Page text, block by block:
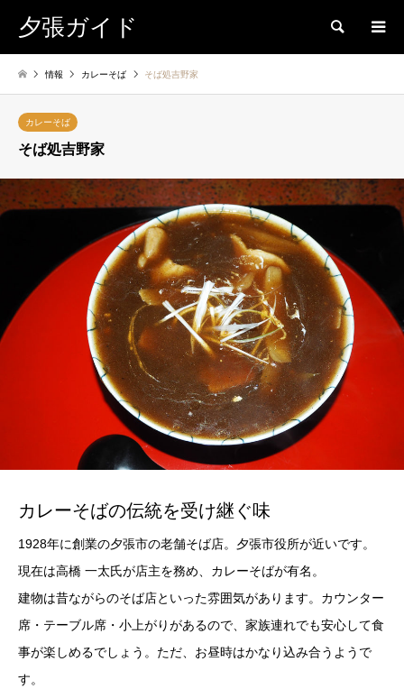
夕張ガイド 検索
情報 カレーそば そば処吉野家
カレーそば
そば処吉野家
カレーそばの伝統を受け継ぐ味
1928年に創業の夕張市の老舗そば店。夕張市役所が近いです。
現在は高橋 一太氏が店主を務め、カレーそばが有名。
建物は昔ながらのそば店といった雰囲気があります。カウンター
席・テーブル席・小上がりがあるので、家族連れでも安心して食
事が楽しめるでしょう。ただ、お昼時はかなり込み合うようで
す。